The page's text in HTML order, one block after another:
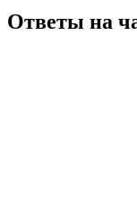
Ответы на